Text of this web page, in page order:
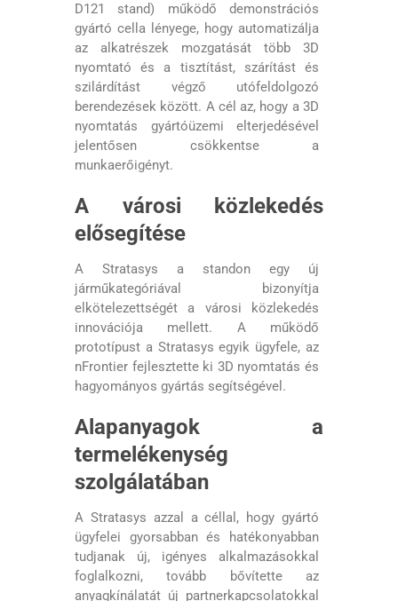
D121 stand) működő demonstrációs
gyártó cella lényege, hogy automatizálja
az alkatrészek mozgatását több 3D
nyomtató és a tisztítást, szárítást és
szilárdítást végző utófeldolgozó
berendezések között. A cél az, hogy a 3D
nyomtatás gyártóüzemi elterjedésével
jelentősen csökkentse a
munkaerőigényt.
A városi közlekedés
elősegítése
A Stratasys a standon egy új
járműkategóriával bizonyítja
elkötelezettségét a városi közlekedés
innovációja mellett. A működő
prototípust a Stratasys egyik ügyfele, az
nFrontier fejlesztette ki 3D nyomtatás és
hagyományos gyártás segítségével.
Alapanyagok a
termelékenység
szolgálatában
A Stratasys azzal a céllal, hogy gyártó
ügyfelei gyorsabban és hatékonyabban
tudjanak új, igényes alkalmazásokkal
foglalkozni, tovább bővítette az
anyagkínálatát új partnerkapcsolatokkal